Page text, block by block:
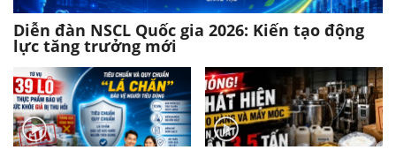
Diễn đàn NSCL Quốc gia 2026: Kiến tạo động
lực tăng trưởng mới